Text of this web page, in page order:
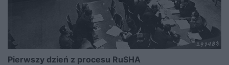
Pierwszy dzień z procesu RuSHA